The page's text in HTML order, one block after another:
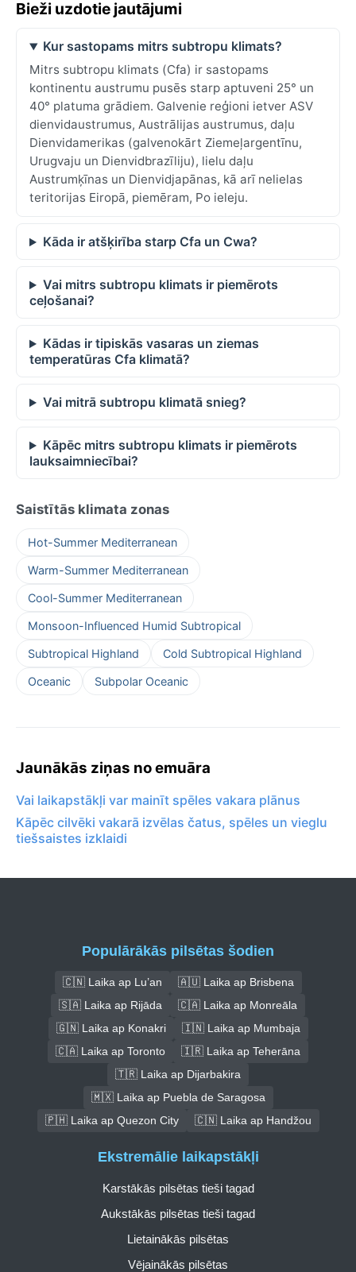
Bieži uzdotie jautājumi
Kur sastopams mitrs subtropu klimats?
Mitrs subtropu klimats (Cfa) ir sastopams
kontinentu austrumu pusēs starp aptuveni 25° un
40° platuma grādiem. Galvenie reģioni ietver ASV
dienvidaustrumus, Austrālijas austrumus, daļu
Dienvidamerikas (galvenokārt Ziemeļargentīnu,
Urugvaju un Dienvidbrazīliju), lielu daļu
Austrumķīnas un Dienvidjapānas, kā arī nelielas
teritorijas Eiropā, piemēram, Po ieleju.
Kāda ir atšķirība starp Cfa un Cwa?
Vai mitrs subtropu klimats ir piemērots
ceļošanai?
Kādas ir tipiskās vasaras un ziemas
temperatūras Cfa klimatā?
Vai mitrā subtropu klimatā snieg?
Kāpēc mitrs subtropu klimats ir piemērots
lauksaimniecībai?
Saistītās klimata zonas
Hot-Summer Mediterranean
Warm-Summer Mediterranean
Cool-Summer Mediterranean
Monsoon-Influenced Humid Subtropical
Subtropical Highland Cold Subtropical Highland
Oceanic Subpolar Oceanic
Jaunākās ziņas no emuāra
Vai laikapstākļi var mainīt spēles vakara plānus
Kāpēc cilvēki vakarā izvēlas čatus, spēles un vieglu
tiešsaistes izklaidi
Populārākās pilsētas šodien
🇨🇳 Laika ap Lu’an
🇦🇺 Laika ap Brisbena
🇸🇦 Laika ap Rijāda
🇨🇦 Laika ap Monreāla
🇬🇳 Laika ap Konakri
🇮🇳 Laika ap Mumbaja
🇨🇦 Laika ap Toronto
🇮🇷 Laika ap Teherāna
🇹🇷 Laika ap Dijarbakira
🇲🇽 Laika ap Puebla de Saragosa
🇵🇭 Laika ap Quezon City
🇨🇳 Laika ap Handžou
Ekstremālie laikapstākļi
Karstākās pilsētas tieši tagad
Aukstākās pilsētas tieši tagad
Lietainākās pilsētas
Vējainākās pilsētas